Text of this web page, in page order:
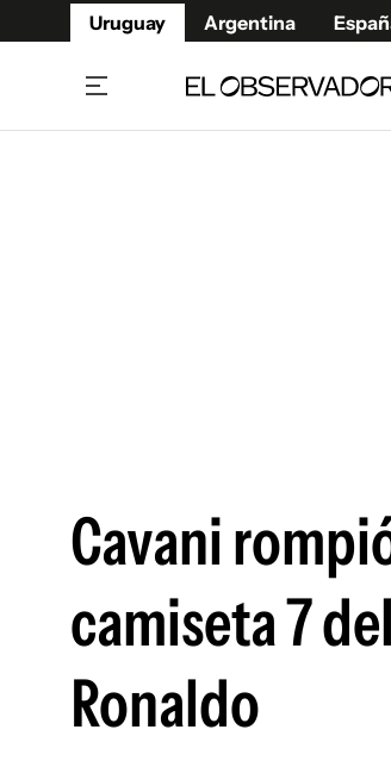
Uruguay Argentina
Cavani
camiseta 7
Ronaldo